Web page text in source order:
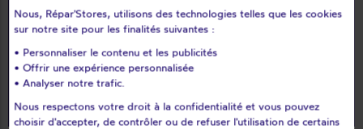
star_rate star_rate star_rate star_rate star_rate
Excellence
9.9
Plus de 210 000 avis
Nous, Répar'Stores, utilisons des technologies telles que les cookies
sur notre site pour les finalités suivantes :
• Personnaliser le contenu et les publicités
• Offrir une expérience personnalisée
• Analyser notre trafic.
Nous respectons votre droit à la confidentialité et vous pouvez
choisir d'accepter, de contrôler ou de refuser l'utilisation de certains